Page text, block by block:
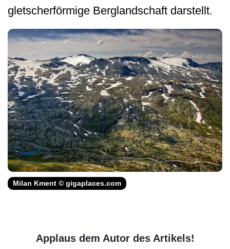
gletscherförmige Berglandschaft darstellt.
Milan Kment © gigaplaces.com
Applaus dem Autor des Artikels!